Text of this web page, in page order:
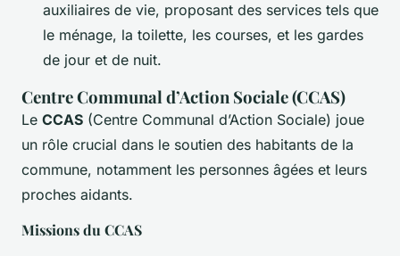
auxiliaires de vie, proposant des services tels que
le ménage, la toilette, les courses, et les gardes
de jour et de nuit.
Centre Communal d’Action Sociale (CCAS)
Le CCAS (Centre Communal d’Action Sociale) joue
un rôle crucial dans le soutien des habitants de la
commune, notamment les personnes âgées et leurs
proches aidants.
Missions du CCAS